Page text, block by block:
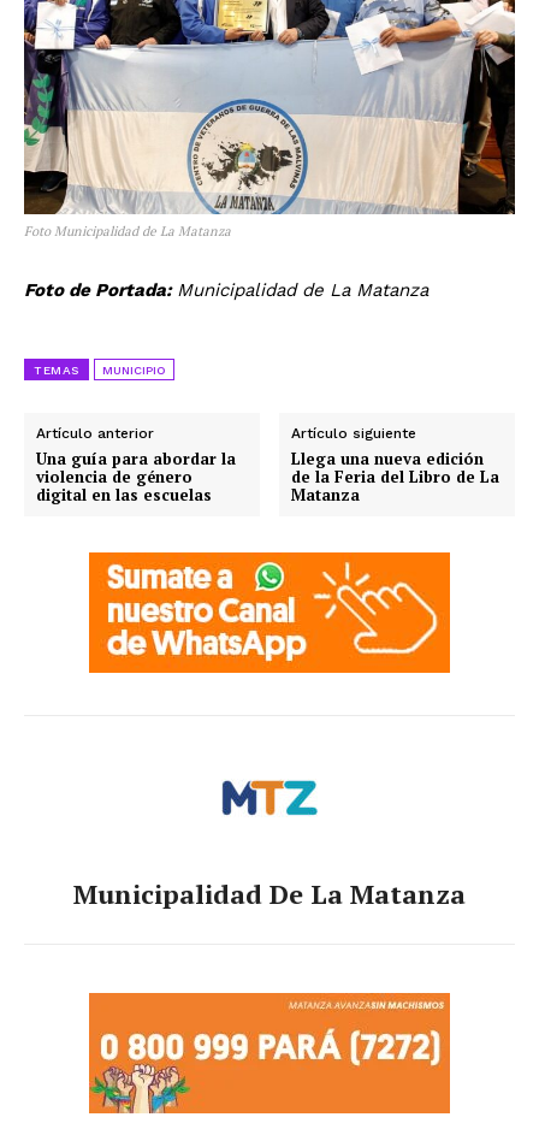
Foto Municipalidad de La Matanza
Foto de Portada: Municipalidad de La Matanza
TEMAS MUNICIPIO
Artículo anterior
Una guía para abordar la
violencia de género
digital en las escuelas
Artículo siguiente
Llega una nueva edición
de la Feria del Libro de La
Matanza
Municipalidad De La Matanza